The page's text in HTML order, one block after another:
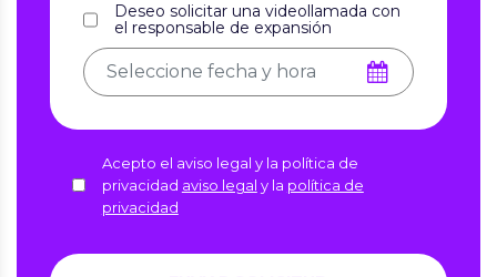
Deseo solicitar una videollamada con
el responsable de expansión
Acepto el aviso legal y la política de
privacidad aviso legal y la política de
privacidad